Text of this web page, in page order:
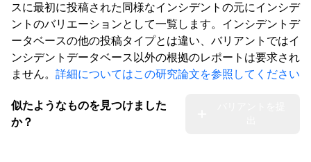
スに最初に投稿された同様なインシデントの元にインシデ
ントのバリエーションとして一覧します。インシデントデ
ータベースの他の投稿タイプとは違い、バリアントではイ
ンシデントデータベース以外の根拠のレポートは要求され
ません。 詳細についてはこの研究論文を参照してください
似たようなものを見つけました
か？